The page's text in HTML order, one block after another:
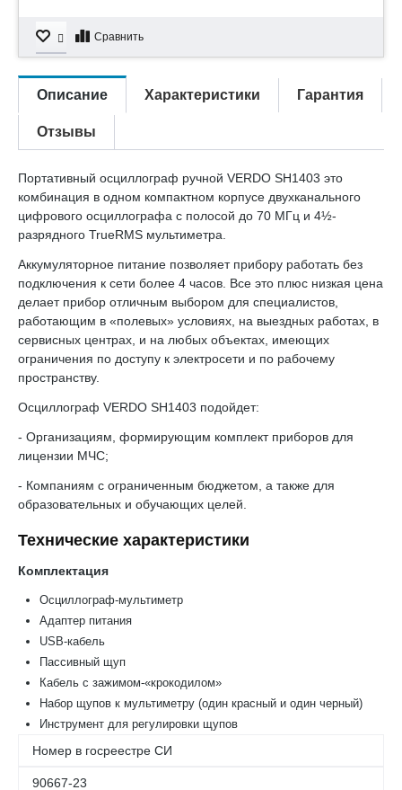
Сравнить
Описание Характеристики Гарантия
Отзывы
Портативный осциллограф ручной VERDO SH1403 это
комбинация в одном компактном корпусе двухканального
цифрового осциллографа с полосой до 70 МГц и 4½-
разрядного TrueRMS мультиметра.
Аккумуляторное питание позволяет прибору работать без
подключения к сети более 4 часов. Все это плюс низкая цена
делает прибор отличным выбором для специалистов,
работающим в «полевых» условиях, на выездных работах, в
сервисных центрах, и на любых объектах, имеющих
ограничения по доступу к электросети и по рабочему
пространству.
Осциллограф VERDO SH1403 подойдет:
- Организациям, формирующим комплект приборов для
лицензии МЧС;
- Компаниям с ограниченным бюджетом, а также для
образовательных и обучающих целей.
Технические характеристики
Комплектация
Осциллограф-мультиметр
Адаптер питания
USB-кабель
Пассивный щуп
Кабель с зажимом-«крокодилом»
Набор щупов к мультиметру (один красный и один черный)
Инструмент для регулировки щупов
Номер в госреестре СИ
90667-23